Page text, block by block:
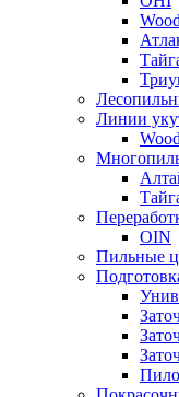
Линии
OIN
Пильные